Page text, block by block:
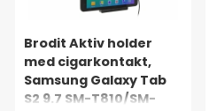
Brodit Aktiv holder
med cigarkontakt,
Samsung Galaxy Tab
S2 9.7 SM-T810/SM-